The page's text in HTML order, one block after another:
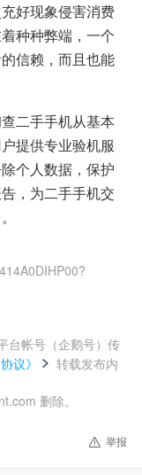
好现象侵害消费
种种弊端，一个
信赖，而且也能
二手手机从基本
提供专业验机服
个人数据，保护
，为二手手机交
台帐号（企鹅号）传
议》
转载发布内
删除。
举报